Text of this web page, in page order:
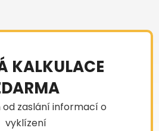
KALKULACE
od zaslání informací o
vyklízení